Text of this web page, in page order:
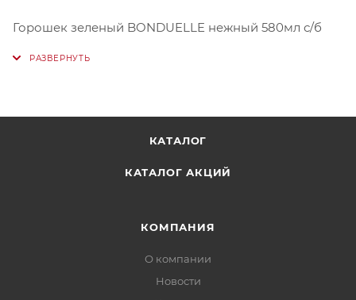
Горошек зеленый BONDUELLE нежный 580мл с/б
КАТАЛОГ
КАТАЛОГ АКЦИЙ
КОМПАНИЯ
О компании
Новости